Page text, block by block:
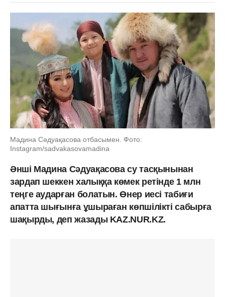
Мадина Сәдуақасова отбасымен. Фото:
Instagram/sadvakasovamadina
Әнші Мадина Сәдуақасова су тасқынынан
зардап шеккен халыққа көмек ретінде 1 млн
теңге аударған болатын. Өнер иесі табиғи
апатта шығынға ұшыраған көпшілікті сабырға
шақырды, деп жазады KAZ.NUR.KZ.